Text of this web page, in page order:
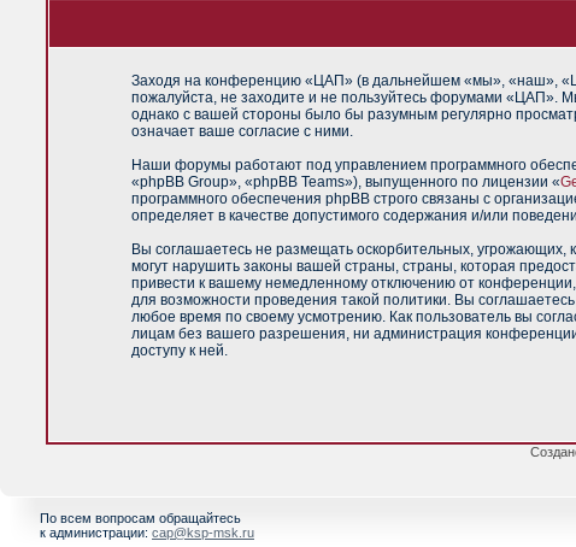
Заходя на конференцию «ЦАП» (в дальнейшем «мы», «наш»,
пожалуйста, не заходите и не пользуйтесь форумами «ЦАП».
однако с вашей стороны было бы разумным регулярно
означает ваше согласие с ними.
Наши форумы работают под управлением программного
«phpBB Group», «phpBB Teams»), выпущенного по лицензии «
программного обеспечения phpBB строго связаны с
определяет в качестве допустимого содержания и/или
Вы соглашаетесь не размещать оскорбительных,
могут нарушить законы вашей страны, страны, которая
привести к вашему немедленному отключению от
для возможности проведения такой политики. Вы
любое время по своему усмотрению. Как пользователь вы
лицам без вашего разрешения, ни администрация
доступу к ней.
По всем вопросам обращайтесь
к администрации: cap@ksp-msk.ru